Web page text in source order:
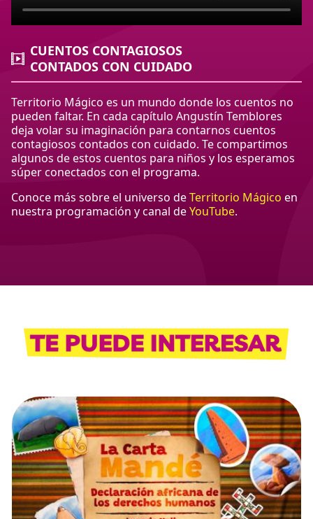
CUENTOS CONTAGIOSOS
CONTADOS CON CUIDADO
Territorio Mágico es un mundo donde los cuentos no
pueden faltar. En cada capítulo Angustín Temblores
deja volar su imaginación para contarnos cuentos
contagiosos contados con cuidado. Te compartimos
algunos de estos cuentos para niños y los esperamos
súper conectados con el programa.
Conoce más sobre el universo deTerritorio Mágico en
nuestra programación y canal deYouTube.
Bloque Te puede